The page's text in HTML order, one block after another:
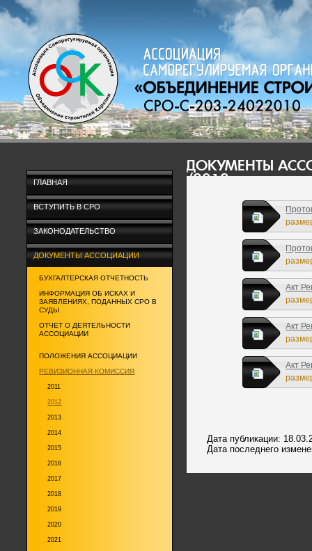
ГЛАВНАЯ
ВСТУПИТЬ В СРО
ЗАКОНОДАТЕЛЬСТВО
ДОКУМЕНТЫ АССОЦИАЦИИ
БУХГАЛТЕРСКАЯ ОТЧЕТНОСТЬ
ИНФОРМАЦИЯ ОБ ИСКАХ И
ЗАЯВЛЕНИЯХ, ПОДАННЫХ СРО В
СУДЫ
ОТЧЕТ О ДЕЯТЕЛЬНОСТИ
АССОЦИАЦИИ
ПОЛОЖЕНИЯ АССОЦИАЦИИ
РЕВИЗИОННАЯ КОМИССИЯ
2011
2012
2013
2014
2015
2016
2017
2018
2019
2020
2021
ДОКУМЕНТЫ
/2012
Акт
Акт
Акт
Дата публикации:
Дата последнего